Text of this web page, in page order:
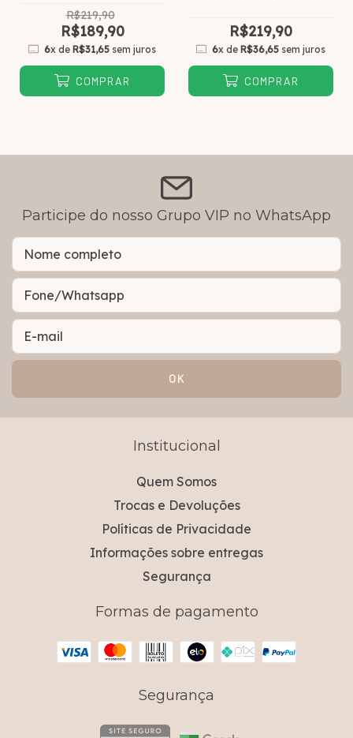
R$219,90
R$189,90
6x de R$31,65 sem juros
COMPRAR
R$219,90
6x de R$36,65 sem juros
COMPRAR
Participe do nosso Grupo VIP no WhatsApp
Institucional
Quem Somos
Trocas e Devoluções
Políticas de Privacidade
Informações sobre entregas
Segurança
Formas de pagamento
Segurança